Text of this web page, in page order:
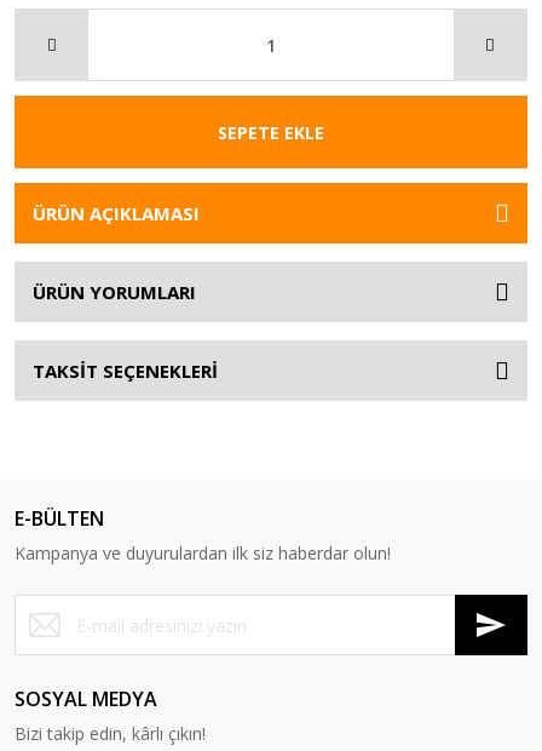
SEPETE EKLE
ÜRÜN AÇIKLAMASI
ÜRÜN YORUMLARI
TAKSİT SEÇENEKLERİ
E-BÜLTEN
Kampanya ve duyurulardan ilk siz haberdar olun!
SOSYAL MEDYA
Bizi takip edin, kârlı çıkın!